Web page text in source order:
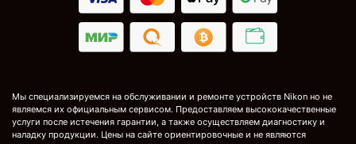
Мы специализируемся на обслуживании и ремонте устройств Nikon но не
являемся их официальным сервисом. Предоставляем высококачественные
услуги после истечения гарантии, а также осуществляем диагностику и
наладку продукции. Цены на сайте ориентировочные и не являются